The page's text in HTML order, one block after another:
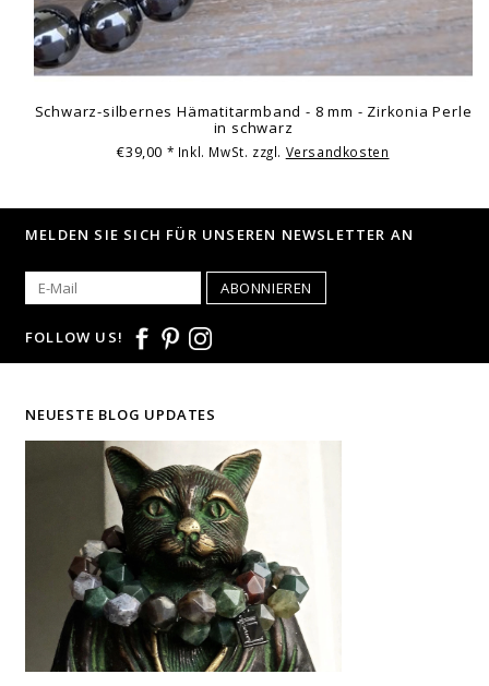
Schwarz-silbernes Hämatitarmband - 8 mm - Zirkonia Perle
in schwarz
€39,00 * Inkl. MwSt. zzgl. Versandkosten
MELDEN SIE SICH FÜR UNSEREN NEWSLETTER AN
ABONNIEREN
FOLLOW US!
NEUESTE BLOG UPDATES